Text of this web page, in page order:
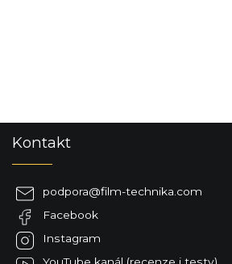
Kontakt
podpora@film-technika.com
Facebook
Instagram